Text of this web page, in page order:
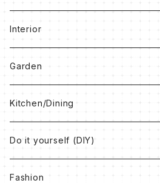
Interior
Clocks
Box
Book
Rug
Garden
Kitchen/Dining
Do it yourself (DIY)
Vintage Paint
Fashion